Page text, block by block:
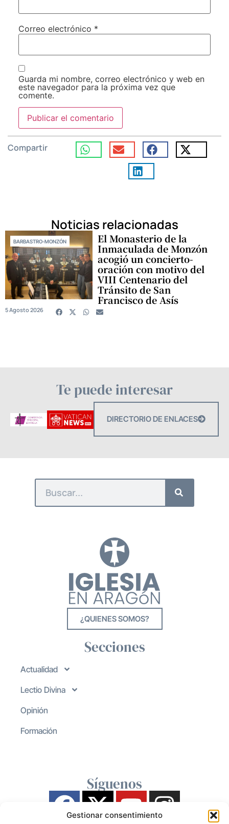
Gestionar consentimiento
Correo electrónico *
Guarda mi nombre, correo electrónico y web en
este navegador para la próxima vez que
comente.
Compartir
Noticias relacionadas
BARBASTRO-MONZÓN El Monasterio de la
Inmaculada de Monzón
acogió un concierto-
oración con motivo del
VIII Centenario del
Tránsito de San
Francisco de Asís
5 Agosto 2026
Te puede interesar
DIRECTORIO DE ENLACES
¿QUIENES SOMOS?
Secciones
Actualidad
Lectio Divina
Opinión
Formación
Síguenos